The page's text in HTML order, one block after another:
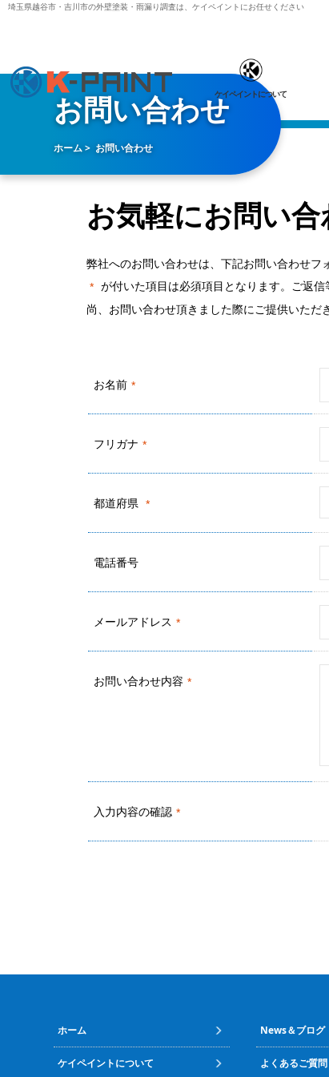
埼玉県越谷市・吉川市の外壁塗装・雨漏り調査は、ケイペイントにお任せください
ケイペイントについて
お問い合わせ
ホーム お問い合わせ
お気軽にお問い
弊社へのお問い合わせは、下記お問い合わせフ
* が付いた項目は必須項目となります。ご返
尚、お問い合わせ頂きました際にご提供いた
お名前 *
フリガナ *
都道府県 *
電話番号
メールアドレス *
お問い合わせ内容 *
入力内容の確認 *
ホーム
ケイペイントについて
News＆ブログ
よくあるご質問